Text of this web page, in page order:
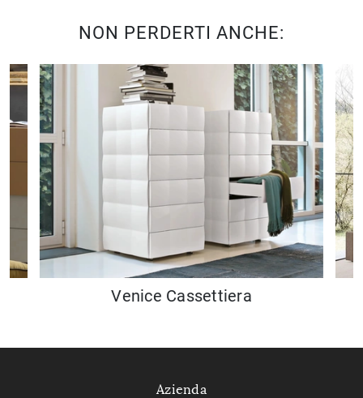
NON PERDERTI ANCHE:
Venice Cassettiera
Azienda